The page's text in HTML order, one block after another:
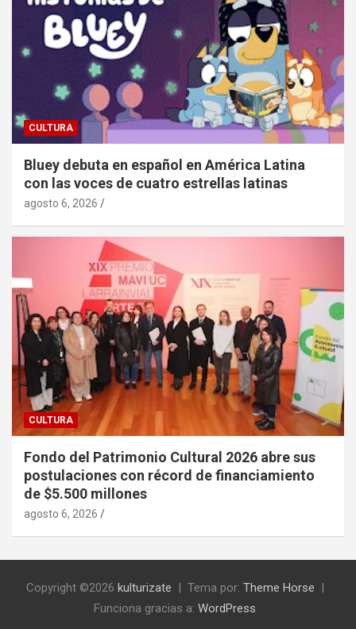
CULTURA
Bluey debuta en español en América Latina
con las voces de cuatro estrellas latinas
agosto 6, 2026
CULTURA
Fondo del Patrimonio Cultural 2026 abre sus
postulaciones con récord de financiamiento
de $5.500 millones
agosto 6, 2026
Copyright ©2026 kulturizate Tema por: Theme Horse
Funciona gracias a: WordPress